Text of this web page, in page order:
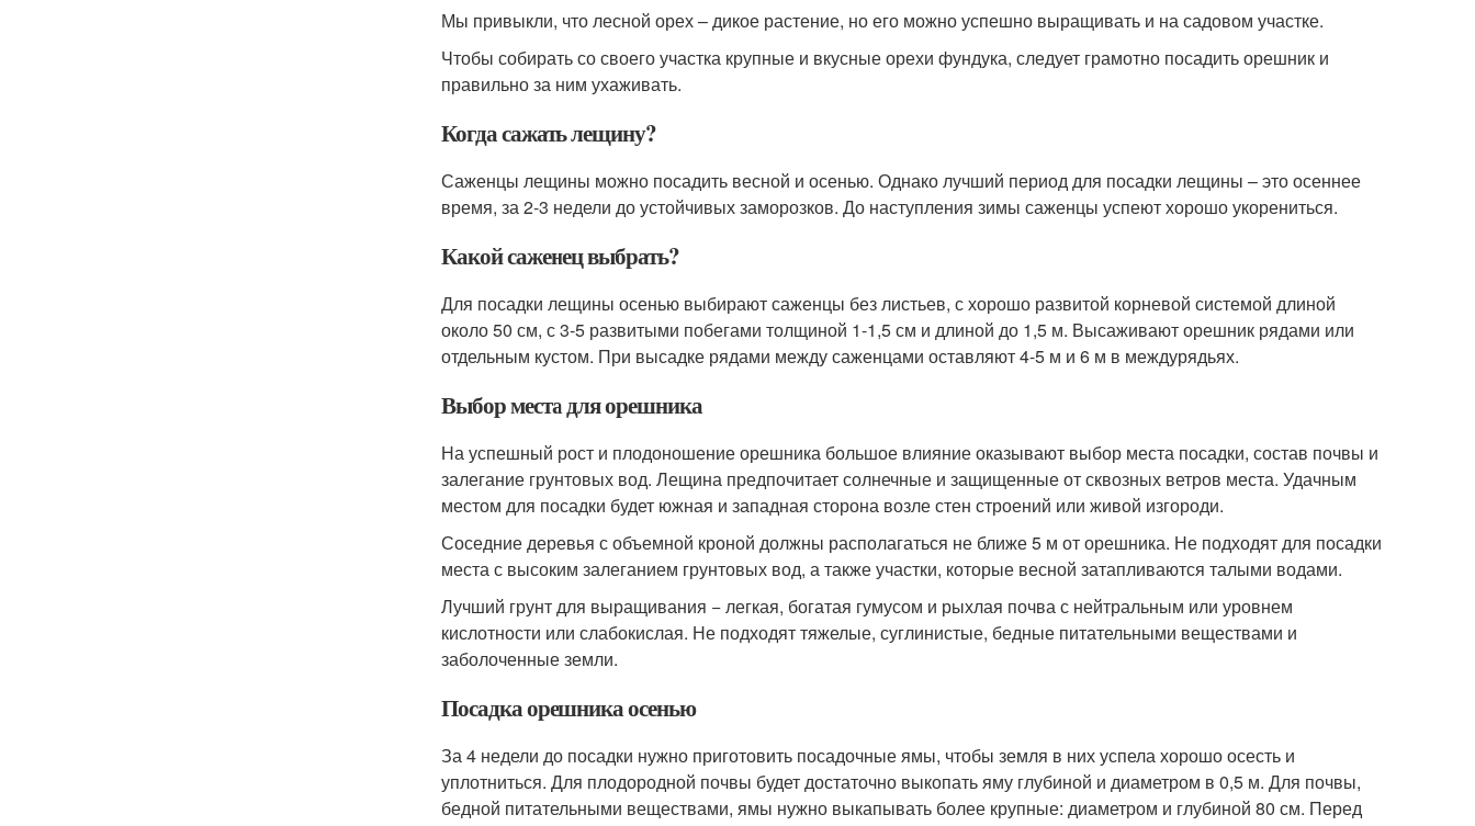
Мы привыкли, что лесной орех – дикое растение, но его можно успешно выращивать и на садовом участке.
Чтобы собирать со своего участка крупные и вкусные орехи фундука, следует грамотно посадить орешник и
правильно за ним ухаживать.
Когда сажать лещину?
Саженцы лещины можно посадить весной и осенью. Однако лучший период для посадки лещины – это осеннее
время, за 2-3 недели до устойчивых заморозков. До наступления зимы саженцы успеют хорошо укорениться.
Какой саженец выбрать?
Для посадки лещины осенью выбирают саженцы без листьев, с хорошо развитой корневой системой длиной
около 50 см, с 3-5 развитыми побегами толщиной 1-1,5 см и длиной до 1,5 м. Высаживают орешник рядами или
отдельным кустом. При высадке рядами между саженцами оставляют 4-5 м и 6 м в междурядьях.
Выбор места для орешника
На успешный рост и плодоношение орешника большое влияние оказывают выбор места посадки, состав почвы и
залегание грунтовых вод. Лещина предпочитает солнечные и защищенные от сквозных ветров места. Удачным
местом для посадки будет южная и западная сторона возле стен строений или живой изгороди.
Соседние деревья с объемной кроной должны располагаться не ближе 5 м от орешника. Не подходят для посадки
места с высоким залеганием грунтовых вод, а также участки, которые весной затапливаются талыми водами.
Лучший грунт для выращивания − легкая, богатая гумусом и рыхлая почва с нейтральным или уровнем
кислотности или слабокислая. Не подходят тяжелые, суглинистые, бедные питательными веществами и
заболоченные земли.
Посадка орешника осенью
За 4 недели до посадки нужно приготовить посадочные ямы, чтобы земля в них успела хорошо осесть и
уплотниться. Для плодородной почвы будет достаточно выкопать яму глубиной и диаметром в 0,5 м. Для почвы,
бедной питательными веществами, ямы нужно выкапывать более крупные: диаметром и глубиной 80 см. Перед